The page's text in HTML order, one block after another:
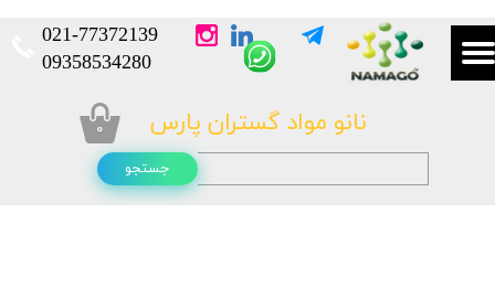
نانو مواد گستران پارس
021-77372139​​​​​​​
​​​​​​​09358534280
جستجو
۰